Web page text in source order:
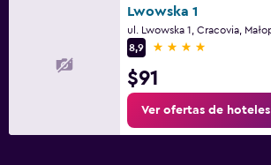
Lwowska 1
8,9
4 estrellas
$91
Ver ofertas de hoteles